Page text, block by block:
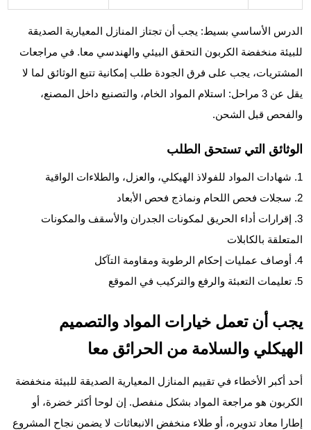
الدرس الأساسي بسيط: يجب أن تجتاز المنازل المعيارية الصديقة
للبيئة منخفضة الكربون التحقق البيئي والهندسي معا. في مراجعات
المشتريات، يجب على فرق الجودة طلب إمكانية تتبع الوثائق لما لا
يقل عن 3 مراحل: استلام المواد الخام، والتصنيع داخل المصنع،
والفحص قبل الشحن.
الوثائق التي تستحق الطلب
شهادات المواد للفولاذ الهيكلي، والعزل، والطلاءات الواقية
سجلات فحص اللحام ونماذج فحص الأبعاد
إقرارات أداء الحريق لمكونات الجدران والأسقف والمكونات
المتعلقة بالكابلات
أوصاف عمليات إحكام الرطوبة ومقاومة التآكل
تعليمات التعبئة والرفع والتركيب في الموقع
يجب أن تعمل خيارات المواد والتصميم
الهيكلي والسلامة من الحرائق معا
أحد أكبر الأخطاء في تقييم المنازل المعيارية الصديقة للبيئة منخفضة
الكربون هو مراجعة المواد بشكل منفصل. إن لوحا أكثر خضرة، أو
إطارا معاد تدويره، أو طلاء منخفض الانبعاثات لا يضمن نجاح المشروع